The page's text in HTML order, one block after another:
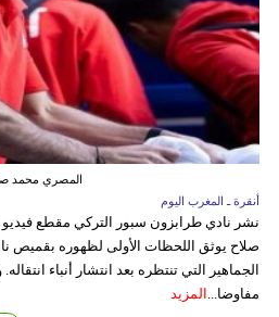
المصري محمد
أنقرة ـ المغرب اليوم
نشر نادي طرابزون سبور التركي مقطع
صلاح يوثق اللحظات الأولى لظهوره بقميص
الجماهير التي تنتظره بعد انتشار أنباء
مفاوضا... المزيد